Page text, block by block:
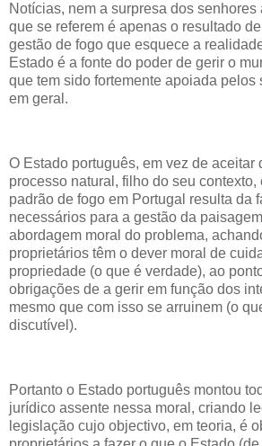
Notícias, nem a surpresa dos senhores
que se referem é apenas o resultado
gestão de fogo que esquece a
Estado é a fonte do poder de gerir o
que tem sido fortemente apoiada pelos
em geral.
O Estado português, em vez de aceitar
processo natural, filho do seu contexto,
padrão de fogo em Portugal resulta da
necessários para a gestão da
abordagem moral do problema,
proprietários têm o dever moral de
propriedade (o que é verdade), ao
obrigações de a gerir em função dos
mesmo que com isso se arruinem (o
discutível).
Portanto o Estado português montou
jurídico assente nessa moral, criando
legislação cujo objectivo, em teoria, é